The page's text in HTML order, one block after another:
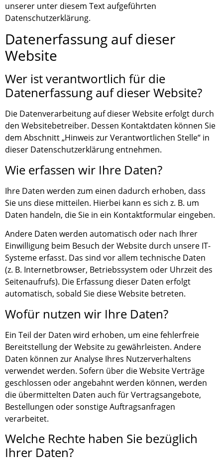
unserer unter diesem Text aufgeführten
Datenschutzerklärung.
Datenerfassung auf dieser
Website
Wer ist verantwortlich für die
Datenerfassung auf dieser Website?
Die Datenverarbeitung auf dieser Website erfolgt durch
den Websitebetreiber. Dessen Kontaktdaten können Sie
dem Abschnitt „Hinweis zur Verantwortlichen Stelle“ in
dieser Datenschutzerklärung entnehmen.
Wie erfassen wir Ihre Daten?
Ihre Daten werden zum einen dadurch erhoben, dass
Sie uns diese mitteilen. Hierbei kann es sich z. B. um
Daten handeln, die Sie in ein Kontaktformular eingeben.
Andere Daten werden automatisch oder nach Ihrer
Einwilligung beim Besuch der Website durch unsere IT-
Systeme erfasst. Das sind vor allem technische Daten
(z. B. Internetbrowser, Betriebssystem oder Uhrzeit des
Seitenaufrufs). Die Erfassung dieser Daten erfolgt
automatisch, sobald Sie diese Website betreten.
Wofür nutzen wir Ihre Daten?
Ein Teil der Daten wird erhoben, um eine fehlerfreie
Bereitstellung der Website zu gewährleisten. Andere
Daten können zur Analyse Ihres Nutzerverhaltens
verwendet werden. Sofern über die Website Verträge
geschlossen oder angebahnt werden können, werden
die übermittelten Daten auch für Vertragsangebote,
Bestellungen oder sonstige Auftragsanfragen
verarbeitet.
Welche Rechte haben Sie bezüglich
Ihrer Daten?